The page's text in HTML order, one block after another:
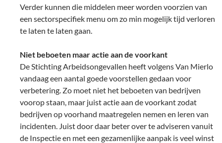
Verder kunnen die middelen meer worden voorzien van
een sectorspecifiek menu om zo min mogelijk tijd verloren
te laten te laten gaan.
Niet beboeten maar actie aan de voorkant
De Stichting Arbeidsongevallen heeft volgens Van Mierlo
vandaag een aantal goede voorstellen gedaan voor
verbetering. Zo moet niet het beboeten van bedrijven
voorop staan, maar juist actie aan de voorkant zodat
bedrijven op voorhand maatregelen nemen en leren van
incidenten. Juist door daar beter over te adviseren vanuit
de Inspectie en met een gezamenlijke aanpak is veel winst